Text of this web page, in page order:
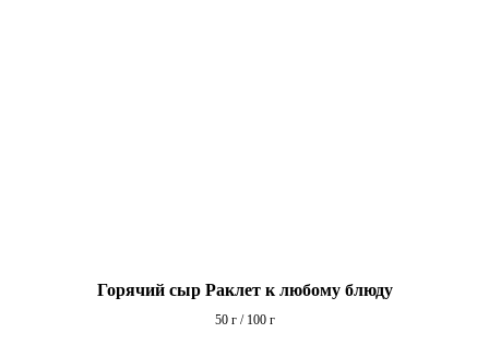
Горячий сыр Раклет к любому блюду
50 г / 100 г